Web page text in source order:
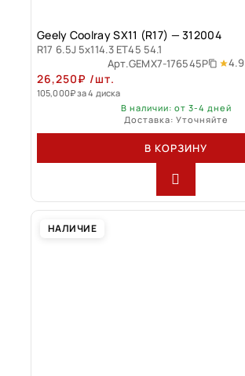
Geely Coolray SX11 (R17) — 312004
R17 6.5J 5x114.3 ET45 54.1
Арт.GEMX7-176545P 4.9
26,250₽ /шт.
105,000₽за 4 диска
В наличии: от 3-4 дней
Доставка: Уточняйте
В КОРЗИНУ
НАЛИЧИЕ